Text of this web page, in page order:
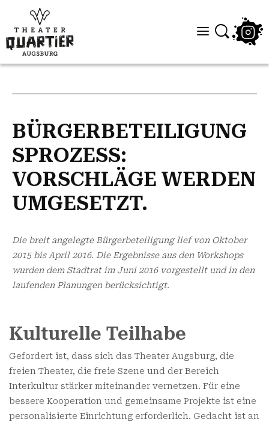
BÜRGERBETEILIGUNG
SPROZESS:
VORSCHLÄGE WERDEN
UMGESETZT.
Die breit angelegte Bürgerbeteiligung lief von Oktober
2015 bis April 2016. Die Ergebnisse aus den Workshops
wurden dem Stadtrat im Juni 2016 vorgestellt und in den
laufenden Planungen berücksichtigt.
Kulturelle Teilhabe
Gefordert ist, dass sich das Theater Augsburg, die
freien Theater, die freie Szene und der Bereich
Interkultur stärker miteinander vernetzen. Für eine
bessere Kooperation und gemeinsame Projekte ist eine
personalisierte Einrichtung erforderlich. Gedacht ist an